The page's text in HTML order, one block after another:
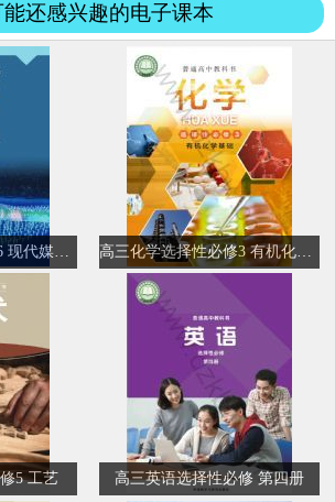
还感兴趣的电子课本
高三化学选择性必修3 有机化学基础
5 工艺 高三英语选择性必修 第四册